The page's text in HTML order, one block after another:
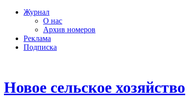
Журнал
О нас
Архив номеров
Реклама
Подписка
Новое сельское хозяйство